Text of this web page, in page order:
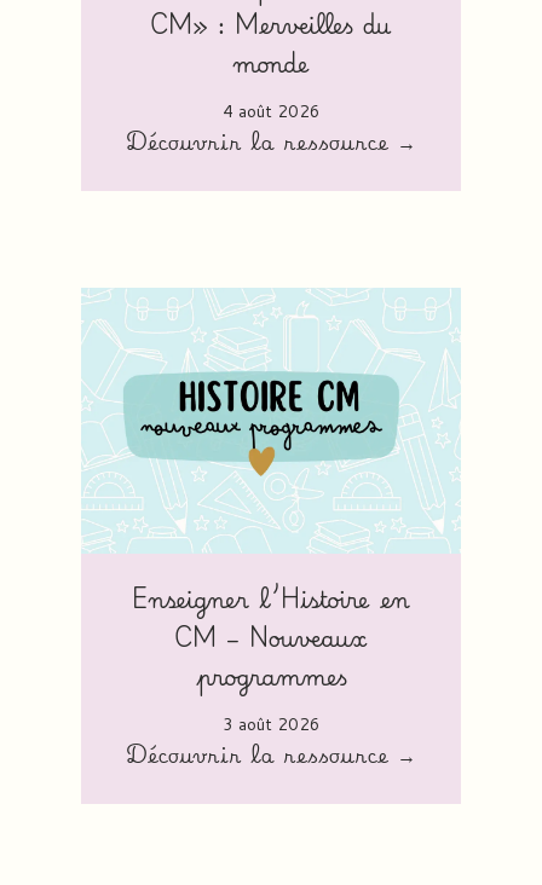
CM» : Merveilles du
monde
4 août 2026
Découvrir la ressource →
Enseigner l’Histoire en
CM – Nouveaux
programmes
3 août 2026
Découvrir la ressource →